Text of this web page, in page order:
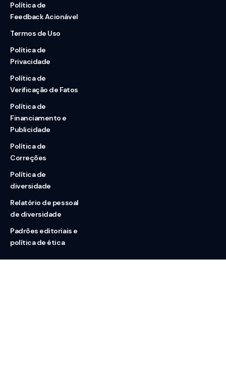
Política de
Feedback Acionável
Termos de Uso
Política de
Privacidade
Política de
Verificação de Fatos
Política de
Financiamento e
Publicidade
Política de
Correções
Política de
diversidade
Relatório de pessoal
de diversidade
Padrões editoriais e
política de ética